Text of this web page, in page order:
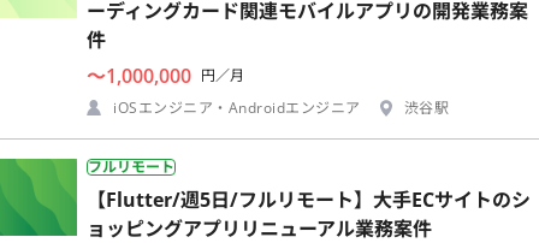
ーディングカード関連モバイルアプリの開発業務案
件
〜1,000,000 円／月
iOSエンジニア・Androidエンジニア
渋谷駅
フルリモート
【Flutter/週5日/フルリモート】大手ECサイトのシ
ョッピングアプリリニューアル業務案件